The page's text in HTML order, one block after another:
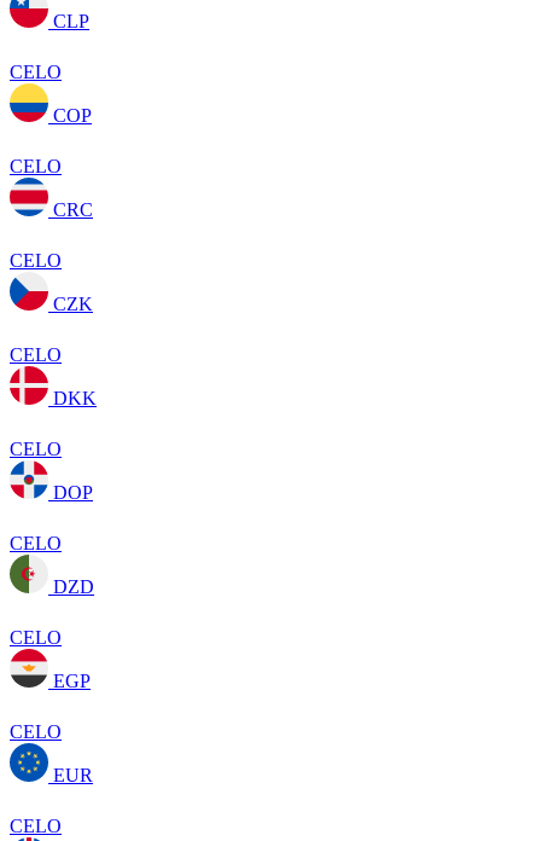
CLP
CELO
COP
CELO
CRC
CELO
CZK
CELO
DKK
CELO
DOP
CELO
DZD
CELO
EGP
CELO
EUR
CELO